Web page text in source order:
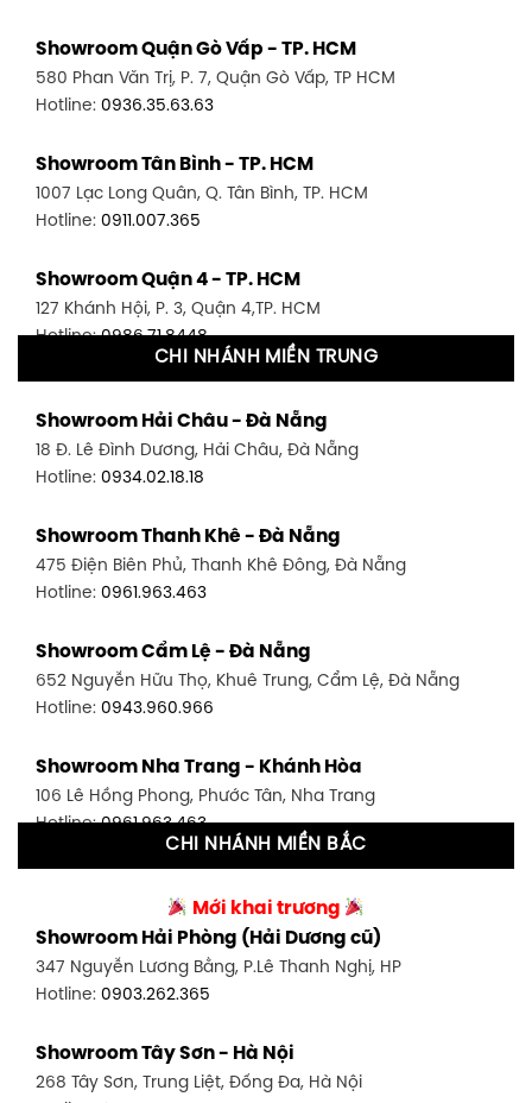
Showroom Quận Gò Vấp - TP. HCM
580 Phan Văn Trị, P. 7, Quận Gò Vấp, TP HCM
Hotline: 0936.35.63.63
Showroom Tân Bình - TP. HCM
1007 Lạc Long Quân, Q. Tân Bình, TP. HCM
Hotline: 0911.007.365
Showroom Quận 4 - TP. HCM
127 Khánh Hội, P. 3, Quận 4,TP. HCM
Hotline:0986.71.8448
1411 Đường 3/2, P. 16, Quận 11, TP. HCM
Hotline:0906.256.759
1448 Huỳnh Tấn Phát, Phú Thuận, Quận 7, TP HCM
Hotline:0946.480.580
348 Đ. Bạch Đằng, P. 14, Bình Thạnh, TP HCM
Hotline:0902.716.230
591 Hoàng Văn Thụ, P. 4, Tân Bình, TP HCM
Hotline:0906.256.759
0986.71.8448
Showroom Thuận An - Bình Dương
66 đường DT743, An Phú, Thuận An, Bình Dương
Showroom Biên Hòa - Đồng Nai
CHI NHÁNH MIỀN TRUNG
Showroom Hải Châu - Đà Nẵng
18 Đ. Lê Đình Dương, Hải Châu, Đà Nẵng
Hotline: 0934.02.18.18
Showroom Thanh Khê - Đà Nẵng
475 Điện Biên Phủ, Thanh Khê Đông, Đà Nẵng
Hotline: 0961.963.463
Showroom Cẩm Lệ - Đà Nẵng
652 Nguyễn Hữu Thọ, Khuê Trung, Cẩm Lệ, Đà Nẵng
Hotline: 0943.960.966
Showroom Nha Trang - Khánh Hòa
106 Lê Hồng Phong, Phước Tân, Nha Trang
Hotline:0961.963.463
27-29 Nguyễn Sỹ Sách, Hưng Bình, TP Vinh, Nghệ An
Hotline:0943.960.966
Showroom Buôn Ma Thuột
Hotline:0934.02.18.18
CHI NHÁNH MIỀN BẮC
Mới khai trương
Showroom Hải Phòng (Hải Dương cũ)
347 Nguyễn Lương Bằng, P.Lê Thanh Nghị, HP
Hotline: 0903.262.365
Showroom Tây Sơn - Hà Nội
268 Tây Sơn, Trung Liệt, Đống Đa, Hà Nội